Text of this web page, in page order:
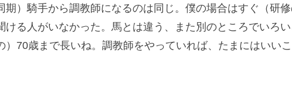
）騎手から調教師になるのは同じ。僕の場合はすぐ（研修
ける人がいなかった。馬とは違う、また別のところでいろ
70歳まで長いね。調教師をやっていれば、たまにはいい